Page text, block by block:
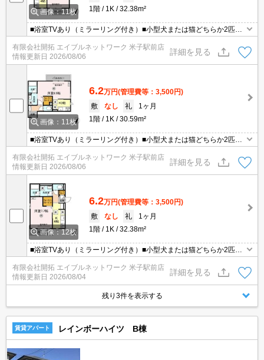
画像：11枚
1階
1K 32.38m²
■浴室TVあり（ミラーリング付き）■小型犬または猫どちらか2匹飼
育可（ペット飼育の場合は＋賃料1ヶ月分の敷金が必要）■インター
ネット無料！賃料以外の月額コストを削減できます♪（D.U-NET/Wi-
Fi利用可。回線工事後使用可）■不在時に荷物の受け取りが可能な宅
配ボックス付！
有限会社開拓 エイブルネットワーク 米子駅前店
情報更新日 2026/08/06
詳細を見る
画像：11枚
6.2万円(管理費等：3,500円)
敷
なし 礼
1ヶ月
1階
1K 30.59m²
■浴室TVあり（ミラーリング付き）■小型犬または猫どちらか2匹飼
育可（ペット飼育の場合は＋賃料1ヶ月分の敷金が必要）■インター
ネット無料！賃料以外の月額コストを削減できます♪（D.U-NET/Wi-
Fi利用可。回線工事後使用可）■不在時に荷物の受け取りが可能な宅
配ボックス付！
有限会社開拓 エイブルネットワーク 米子駅前店
情報更新日 2026/08/06
詳細を見る
画像：12枚
6.2万円(管理費等：3,500円)
敷
なし 礼
1ヶ月
1階
1K 32.38m²
■浴室TVあり（ミラーリング付き）■小型犬または猫どちらか2匹飼
育可（ペット飼育の場合は＋賃料1ヶ月分の敷金が必要）■インター
ネット無料！賃料以外の月額コストを削減できます♪（D.U-NET/Wi-
Fi利用可。回線工事後使用可）■不在時に荷物の受け取りが可能な宅
配ボックス付！
有限会社開拓 エイブルネットワーク 米子駅前店
情報更新日 2026/08/04
詳細を見る
残り3件を表示する
賃貸アパート レインボーハイツ B棟